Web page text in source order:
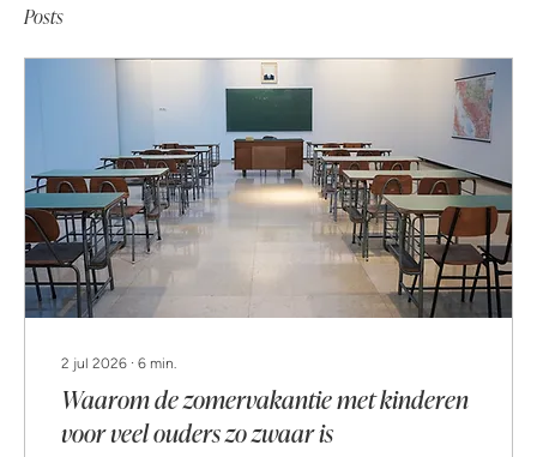
Posts
2 jul 2026 ∙ 6 min.
Waarom de zomervakantie met kinderen
voor veel ouders zo zwaar is